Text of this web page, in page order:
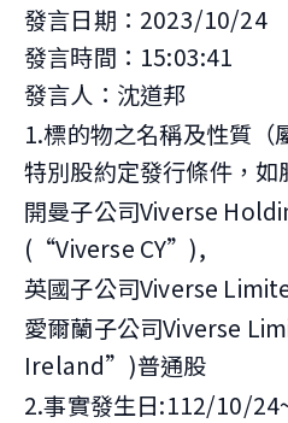
發言日期：2023/10/24
發言時間：15:03:41
發言人：沈道邦
1.標的物之名稱及性質（
特別股約定發行條件，如
開曼子公司Viverse
(“Viverse CY”),
英國子公司Viverse
愛爾蘭子公司Viverse
Ireland”)普通股
2.事實發生日:112/10/